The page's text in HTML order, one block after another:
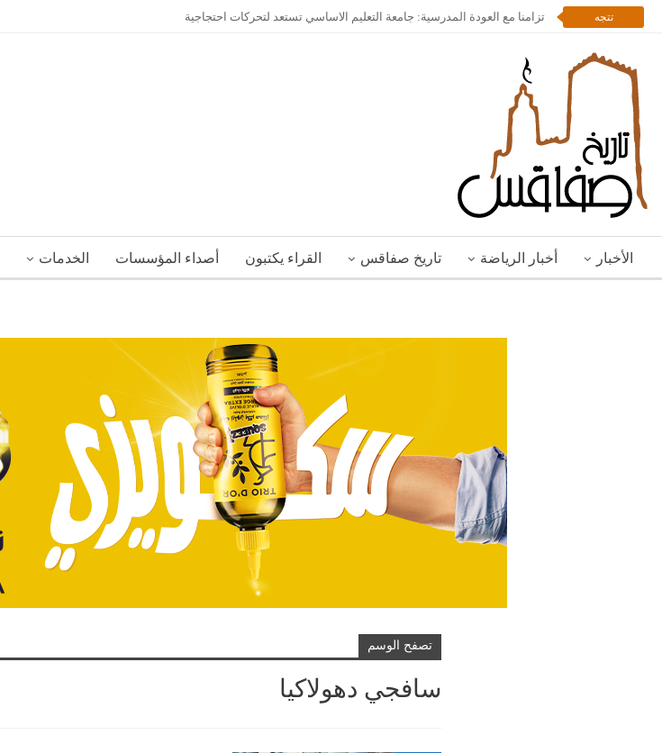
تتجه تزامنا مع العودة المدرسية: جامعة التعليم الاساسي تستعد لتحركات احتجاجية
الأخبار أخبار الرياضة تاريخ صفاقس القراء يكتبون أصداء المؤسسات الخدمات
تصفح الوسم
سافجي دهولاكيا